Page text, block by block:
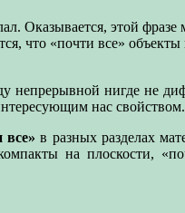
Оказывается, этой
что «почти все»
непрерывной нигде не
нас свойством.
все» в разных разделах
на плоскости,